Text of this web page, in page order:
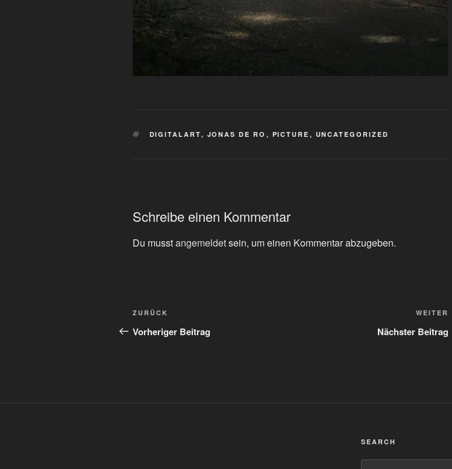
SCHLAGWÖRTER
DIGITALART, JONAS DE RO , PICTURE , UNCATEGORIZED
Schreibe einen Kommentar
Du musstangemeldetsein, um einen Kommentar abzugeben.
Beitragsnavigation
Vorheriger
Beitrag
ZURÜCK
Vorheriger Beitrag
WEITER
Nächster Beitrag
SEARCH